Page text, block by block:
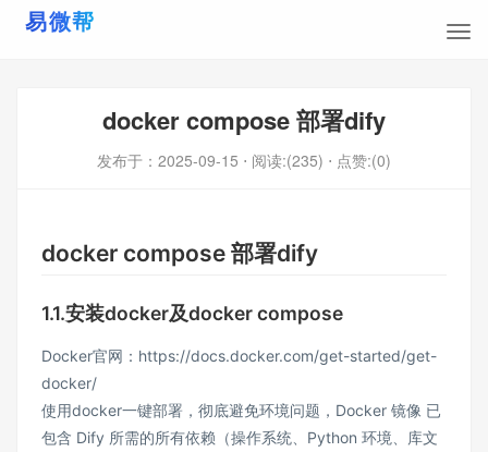
docker compose 部署dify
发布于： 2025-09-15 ⋅ 阅读:(235) ⋅ 点赞:(0)
docker compose 部署dify
1.1.安装docker及docker compose
Docker官网：https://docs.docker.com/get-started/get-
docker/
使用docker一键部署，彻底避免环境问题，Docker 镜像 已
包含 Dify 所需的所有依赖（操作系统、Python 环境、库文